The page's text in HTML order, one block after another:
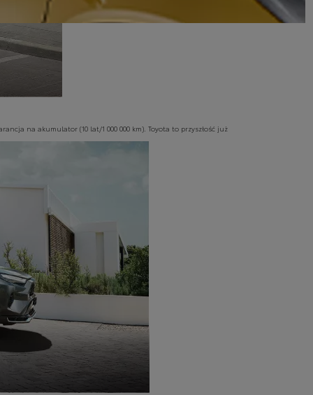
na akumulator (10 lat/1 000 000 km). Toyota to przyszłość już